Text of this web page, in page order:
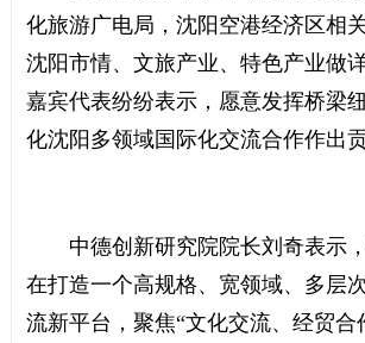
化旅游广电局，沈阳空港经济区相
沈阳市情、文旅产业、特色产业做
嘉宾代表纷纷表示，愿意发挥桥梁
化沈阳多领域国际化交流合作作出贡
中德创新研究院院长刘奇表示，
在打造一个高规格、宽领域、多层
流新平台，聚焦“文化交流、经贸合